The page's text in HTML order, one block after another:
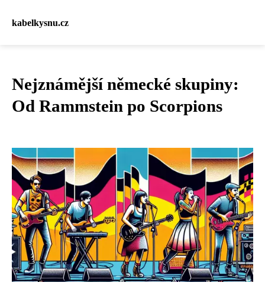
kabelkysnu.cz
Nejznámější německé skupiny:
Od Rammstein po Scorpions